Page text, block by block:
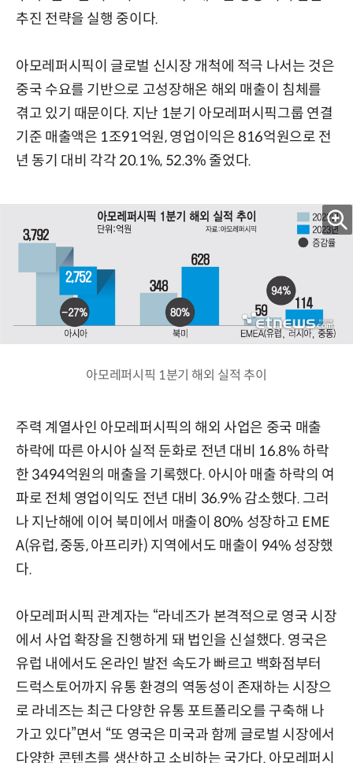
추진 전략을 실행 중이다.
아모레퍼시픽이 글로벌 신시장 개척에 적극 나서는 것은
중국 수요를 기반으로 고성장해온 해외 매출이 침체를
겪고 있기 때문이다. 지난 1분기 아모레퍼시픽그룹 연결
기준 매출액은 1조91억원, 영업이익은 816억원으로 전
년 동기 대비 각각 20.1%, 52.3% 줄었다.
아모레퍼시픽 1분기 해외 실적 추이
주력 계열사인 아모레퍼시픽의 해외 사업은 중국 매출
하락에 따른 아시아 실적 둔화로 전년 대비 16.8% 하락
한 3494억원의 매출을 기록했다. 아시아 매출 하락의 여
파로 전체 영업이익도 전년 대비 36.9% 감소했다. 그러
나 지난해에 이어 북미에서 매출이 80% 성장하고 EME
A(유럽, 중동, 아프리카) 지역에서도 매출이 94% 성장했
다.
아모레퍼시픽 관계자는 “라네즈가 본격적으로 영국 시장
에서 사업 확장을 진행하게 돼 법인을 신설했다. 영국은
유럽 내에서도 온라인 발전 속도가 빠르고 백화점부터
드럭스토어까지 유통 환경의 역동성이 존재하는 시장으
로 라네즈는 최근 다양한 유통 포트폴리오를 구축해 나
가고 있다”면서 “또 영국은 미국과 함께 글로벌 시장에서
다양한 콘텐츠를 생산하고 소비하는 국가다. 아모레퍼시